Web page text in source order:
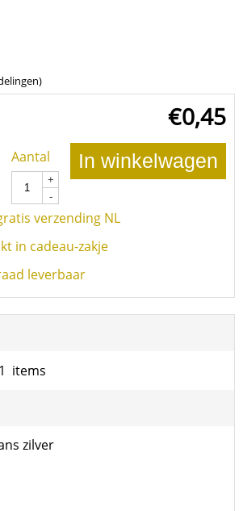
€0,45
Aantal
+
-
In winkelwagen
verzending NL
in cadeau-zakje
leverbaar
items
zilver